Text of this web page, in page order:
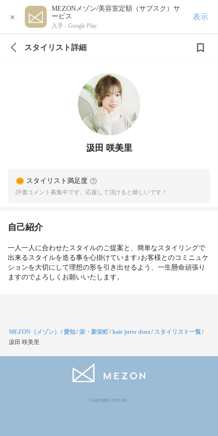
×
MEZONメゾン/美容室定額（サブスク）サ
ービス
入手 - Google Play
表示
スタイリスト詳細
汲田 咲美里
スタイリスト満足度
評価コメント募集中です。応援して頂けると嬉しいです！
自己紹介
一人一人に合わせたスタイルのご提案と、簡単なスタイリングで
出来るスタイルを造る事を心掛けています♪お客様とのコミニュケ
ションを大切にして理想の形を引き出せるよう、一生懸命頑張り
ますのでよろしくお願いいたします。
MEZON（メゾン） /愛知/栄・新栄町/hair jurer deux/ スタイリスト一覧/
汲田 咲美里
Copyright Jocy inc.